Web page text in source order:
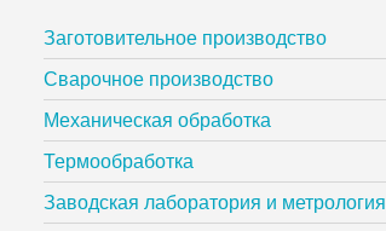
Заготовительное производство
Сварочное производство
Механическая обработка
Термообработка
Заводская лаборатория и метрология